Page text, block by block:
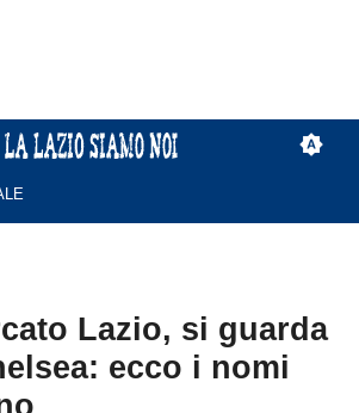
Lazio, si guarda
ecco i nomi